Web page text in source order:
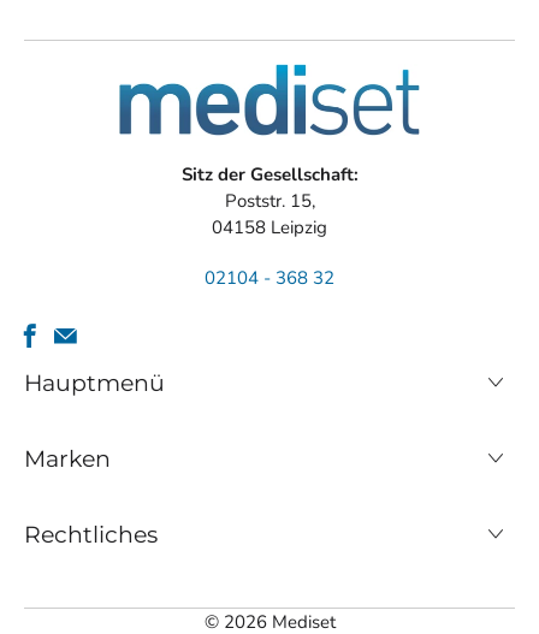
Sitz der Gesellschaft:
Poststr. 15,
04158 Leipzig
02104 - 368 32
Hauptmenü
Marken
Rechtliches
© 2026 Mediset